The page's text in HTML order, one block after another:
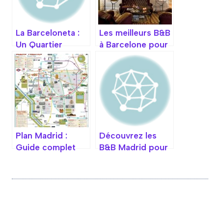
La Barceloneta :
Un Quartier
Méditerranéen
entre Plage et
Histoire à
Barcelone
Les meilleurs B&B
à Barcelone pour
un séjour
inoubliable
Plan Madrid :
Guide complet
et des zones à
Découvrez les
B&B Madrid pour
cœur de la ville